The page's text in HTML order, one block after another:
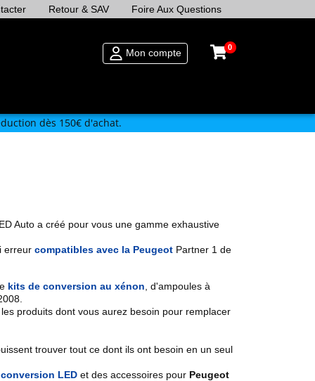
Retour & SAV Foire Aux Questions
Mon compte 0
dès 150€ d'achat.
Auto a créé pour vous une gamme exhaustive
erreur compatibles avec la Peugeot Partner 1 de
kits de conversion au xénon d'ampoules à
produits dont vous aurez besoin pour remplacer
trouver tout ce dont ils ont besoin en un seul
LED et des accessoires pour Peugeot